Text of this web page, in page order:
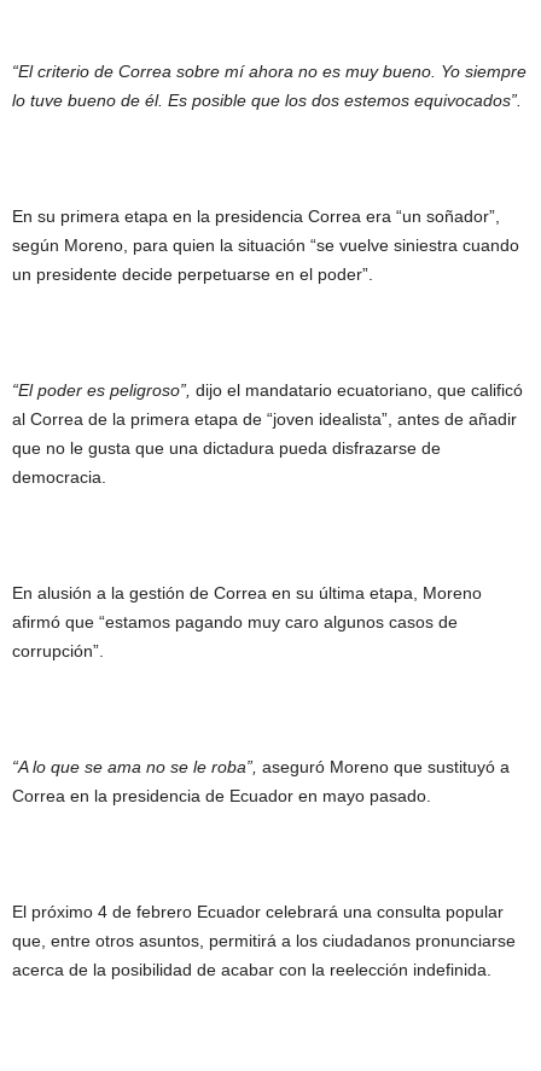
“El criterio de Correa sobre mí ahora no es muy bueno. Yo siempre
lo tuve bueno de él. Es posible que los dos estemos equivocados”.
En su primera etapa en la presidencia Correa era “un soñador”,
según Moreno, para quien la situación “se vuelve siniestra cuando
un presidente decide perpetuarse en el poder”.
“El poder es peligroso”, dijo el mandatario ecuatoriano, que calificó
al Correa de la primera etapa de “joven idealista”, antes de añadir
que no le gusta que una dictadura pueda disfrazarse de
democracia.
En alusión a la gestión de Correa en su última etapa, Moreno
afirmó que “estamos pagando muy caro algunos casos de
corrupción”.
“A lo que se ama no se le roba”, aseguró Moreno que sustituyó a
Correa en la presidencia de Ecuador en mayo pasado.
El próximo 4 de febrero Ecuador celebrará una consulta popular
que, entre otros asuntos, permitirá a los ciudadanos pronunciarse
acerca de la posibilidad de acabar con la reelección indefinida.